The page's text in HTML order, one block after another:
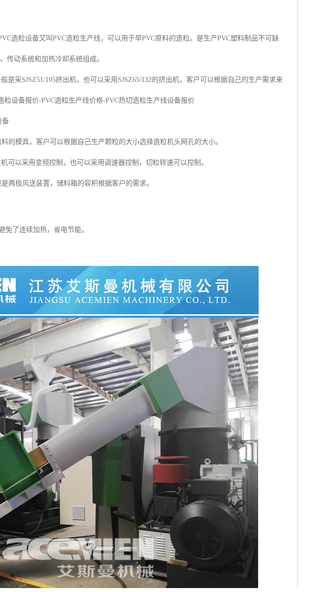
造粒设备又叫PVC造粒生产线，可以用于早PVC原料的造粒。是生产PVC塑料制品不可缺
传动系统和加热冷却系统组成。
是采SJSZ51/105挤出机，也可以采用SJSZ65/132的挤出机，客户可以根据自己的生产需求来
设备报价-PVC造粒生产线价格-PVC热切造粒生产线设备报价
备
的模具，客户可以根据自己生产颗粒的大小选择造粒机头网孔的大小。
可以采用变频控制，也可以采用调速器控制，切粒转速可以控制。
两极风送装置，储料箱的容积根据客户的需求。